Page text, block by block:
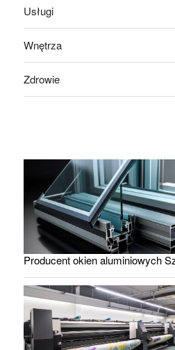
Usługi
Wnętrza
Zdrowie
Producent okien aluminiowych